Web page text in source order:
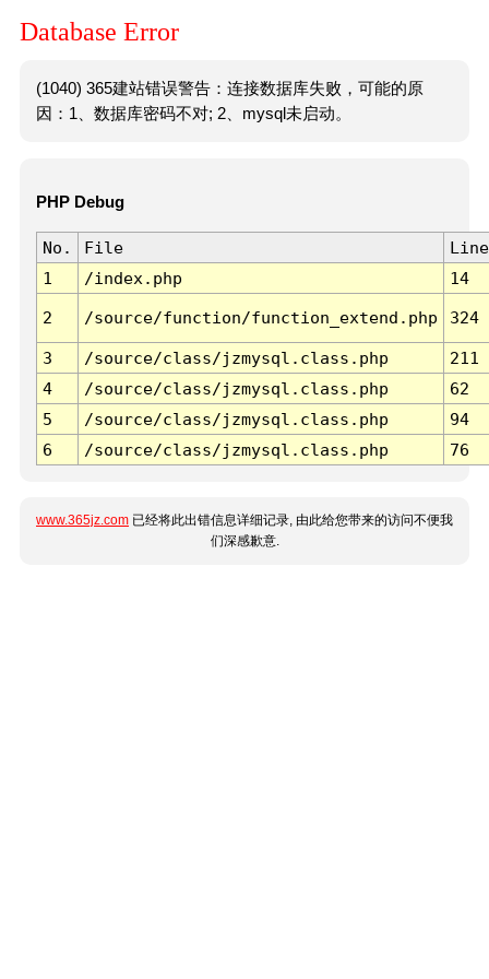
Database Error
(1040) 365建站错误警告：连接数据库失败，可能的原
因：1、数据库密码不对; 2、mysql未启动。
PHP Debug
No. File
Line
1
/index.php 14
2 /source/function/function_extend.php 324
3 /source/class/jzmysql.class.php
211
4
/source/class/jzmysql.class.php
62
5
/source/class/jzmysql.class.php
94
6
/source/class/jzmysql.class.php 76
www.365jz.com 已经将此出错信息详细记录, 由此给您带来的访问不便我
们深感歉意.